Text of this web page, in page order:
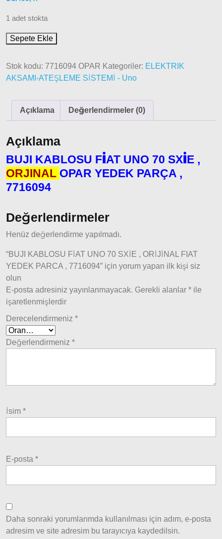
Ducato
1997-
2001
Ducato
2006
Modeller
2006 –
2014
Modeller
Ducato
Model
ve Üstü
Tipo &
Uno
Tipo
Fiorino
Tempra
Fiat
Fullback
1997-
2002-
2005
Model
2013
Siena
1 adet stokta
Sepete Ekle
Stok kodu: 7716094 OPAR Kategoriler: ELEKTRIK
AKSAMI-ATEŞLEME SİSTEMİ - Uno
Açıklama Değerlendirmeler (0)
Açıklama
BUJI KABLOSU FİAT UNO 70 SXİE ,
ORJINAL OPAR YEDEK PARÇA ,
7716094
Değerlendirmeler
Henüz değerlendirme yapılmadı.
“BUJI KABLOSU FİAT UNO 70 SXİE , ORİJİNAL FIAT
YEDEK PARCA , 7716094” için yorum yapan ilk kişi siz
olun
E-posta adresiniz yayınlanmayacak. Gerekli alanlar * ile
işaretlenmişlerdir
Derecelendirmeniz *
Değerlendirmeniz *
İsim *
E-posta *
Daha sonraki yorumlarımda kullanılması için adım, e-posta
adresim ve site adresim bu tarayıcıya kaydedilsin.